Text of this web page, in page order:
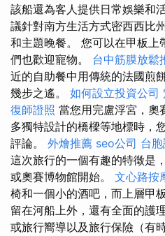
該船還為客人提供日常娛樂和
議針對南方生活方式密西西比
和主題晚餐。 您可以在甲板上
們也歡迎寵物。 台中筋膜放鬆
近的自助餐中用傳統的法國煎
幾步​​之遙。 如何設立投資公司
復師證照 當您用完盧浮宮，奧
多獨特設計的橋樑等地標時，
評論。 外燴推薦 seo公司 台
這次旅行的一個有趣的特徵是
或奧賽博物館開始。 文心路按
椅和一個小的酒吧，而上層甲
留在河船上外，還有全面的護
或旅行嚮導以及旅行保險（有